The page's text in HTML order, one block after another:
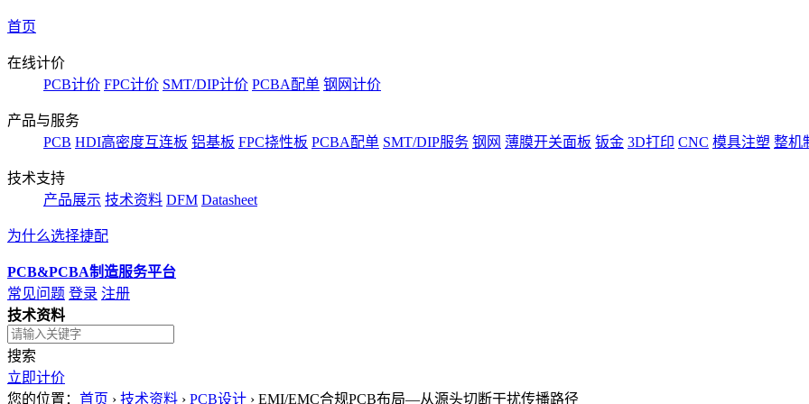
首页
在线计价
PCB计价 FPC计价 SMT/DIP计价 PCBA配单 钢网计价
产品与服务
PCB HDI高密度互连板 铝基板 FPC挠性板 PCBA配单 SMT/DIP服务 钢网 薄膜开关面板 钣金 3D打印 CNC 模具注塑 整机
技术支持
产品展示 技术资料 DFM Datasheet
为什么选择捷配
PCB&PCBA制造服务平台
常见问题 登录 注册
技术资料
搜索
立即计价
您的位置： 首页 › 技术资料 › PCB设计 › EMI/EMC合规PCB布局—从源头切断干扰传播路径